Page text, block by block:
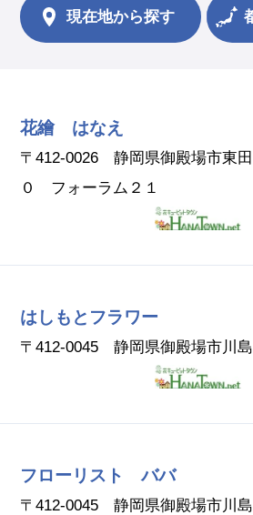
現在地から探す
花繪 はなえ
〒412-0026 静岡県御殿場市東
０ フォーラム２１
はしもとフラワー
〒412-0045 静岡県御殿場市川
フローリスト ババ
〒412-0045 静岡県御殿場市川島